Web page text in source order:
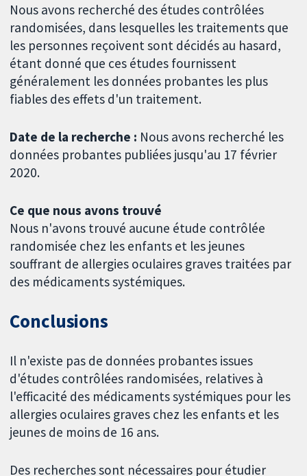
Nous avons recherché des études contrôlées
randomisées, dans lesquelles les traitements que
les personnes reçoivent sont décidés au hasard,
étant donné que ces études fournissent
généralement les données probantes les plus
fiables des effets d'un traitement.
Date de la recherche : Nous avons recherché les
données probantes publiées jusqu'au 17 février
2020.
Ce que nous avons trouvé
Nous n'avons trouvé aucune étude contrôlée
randomisée chez les enfants et les jeunes
souffrant de allergies oculaires graves traitées par
des médicaments systémiques.
Conclusions
Il n'existe pas de données probantes issues
d'études contrôlées randomisées, relatives à
l'efficacité des médicaments systémiques pour les
allergies oculaires graves chez les enfants et les
jeunes de moins de 16 ans.
Des recherches sont nécessaires pour étudier